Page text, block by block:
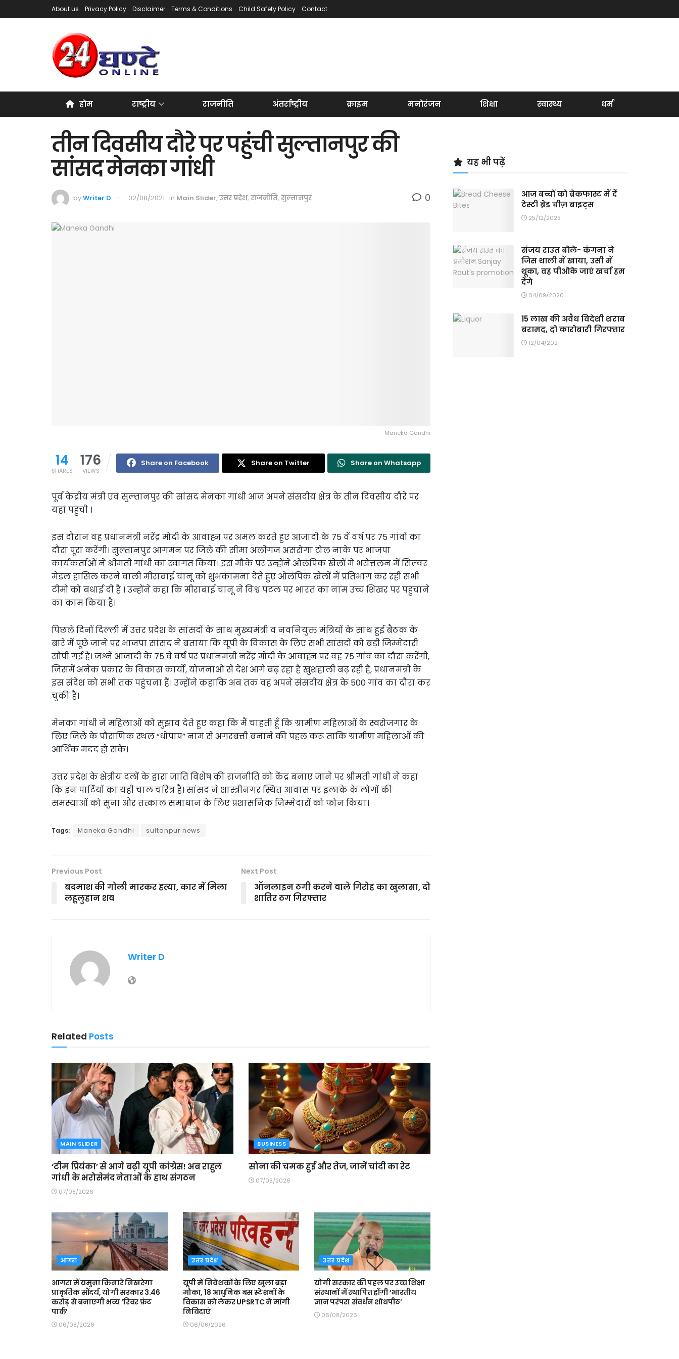
About us Privacy Policy Disclaimer Terms & Conditions Child Safety Policy Contact
होम राष्ट्रीय राजनीति अंतर्राष्ट्रीय क्राइम मनोरंजन शिक्षा स्वास्थ्य धर्म
तीन दिवसीय दौरे पर पहुंची सुल्तानपुर की
सांसद मेनका गांधी
byWriter D 02/08/2021 in Main Slider, उत्तर प्रदेश, राजनीति, सुल्तानपुर 0
Maneka Gandhi
14
SHARES
176
VIEWS
Share on Facebook Share on Twitter Share on Whatsapp
पूर्व केंद्रीय मंत्री एवं सुल्तानपुर की सांसद मेनका गांधी आज अपने संसदीय क्षेत्र के तीन दिवसीय दौरे पर
यहां पहुंची ।
इस दौरान वह प्रधानमंत्री नरेंद्र मोदी के आवाह्न पर अमल करते हुए आजादी के 75 वें वर्ष पर 75 गांवों का
दौरा पूरा करेंगी। सुल्तानपुर आगमन पर जिले की सीमा अलीगंज असरोगा टोल नाके पर भाजपा
कार्यकर्ताओं ने श्रीमती गांधी का स्वागत किया। इस मौके पर उन्होंने ओलंपिक खेलों में भरोत्तलन में सिल्वर
मेडल हासिल करने वाली मीराबाई चानू को शुभकामना देते हुए ओलंपिक खेलों में प्रतिभाग कर रही सभी
टीमों को बधाई दी है । उन्होंने कहा कि मीराबाई चानू ने विश्व पटल पर भारत का नाम उच्च शिखर पर पहुंचाने
का काम किया है।
पिछले दिनों दिल्ली में उत्तर प्रदेश के सांसदों के साथ मुख्यमंत्री व नवनियुक्त मंत्रियों के साथ हुई बैठक के
बारे में पूछे जाने पर भाजपा सांसद ने बताया कि यूपी के विकास के लिए सभी सांसदों को बड़ी जिम्मेदारी
सौंपी गई है। जश्ने आजादी के 75 वें वर्ष पर प्रधानमंत्री नरेंद्र मोदी के आवाह्न पर वह 75 गांव का दौरा करेंगी,
जिसमें अनेक प्रकार के विकास कार्यो, योजनाओं से देश आगे बढ़ रहा है खुशहाली बढ़ रही हैं, प्रधानमंत्री के
इस संदेश को सभी तक पहुंचना हैं। उन्होंने कहाकि अब तक वह अपने संसदीय क्षेत्र के 500 गांव का दौरा कर
चुकी है।
मेनका गांधी ने महिलाओं को सुझाव देते हुए कहा कि मैं चाहती हूँ कि ग्रामीण महिलाओं के स्वरोजगार के
लिए जिले के पौराणिक स्थल “धोपाप” नाम से अगरबत्ती बनाने की पहल करूं ताकि ग्रामीण महिलाओं की
आर्थिक मदद हो सके।
उत्तर प्रदेश के क्षेत्रीय दलों के द्वारा जाति विशेष की राजनीति को केंद्र बनाए जाने पर श्रीमती गांधी ने कहा
कि इन पार्टियों का यही चाल चरित्र है। सांसद ने शास्त्रीनगर स्थित आवास पर इलाके के लोगों की
समस्याओं को सुना और तत्काल समाधान के लिए प्रशासनिक जिम्मेदारों को फोन किया।
Tags: Maneka Gandhi sultanpur news
Previous Post
बदमाश की गोली मारकर हत्या, कार में मिला
लहूलुहान शव
Next Post
ऑनलाइन ठगी करने वाले गिरोह का खुलासा, दो
शातिर ठग गिरफ्तार
Writer D
Related Posts
MAIN SLIDER
‘टीम प्रियंका’ से आगे बढ़ी यूपी कांग्रेस! अब राहुल
गांधी के भरोसेमंद नेताओं के हाथ संगठन
07/08/2026
BUSINESS
सोना की चमक हुई और तेज, जानें चांदी का रेट
07/08/2026
आगरा
आगरा में यमुना किनारे निखरेगा
प्राकृतिक सौंदर्य, योगी सरकार 3.46
करोड़ से बनाएगी भव्य ‘रिवर फ्रंट
पार्क’
06/08/2026
उत्तर प्रदेश
यूपी में निवेशकों के लिए खुला बड़ा
मौका, 18 आधुनिक बस स्टेशनों के
विकास को लेकर UPSRTC ने मांगी
निविदाएं
06/08/2026
उत्तर प्रदेश
योगी सरकार की पहल पर उच्च शिक्षा
संस्थानों में स्थापित होंगी ‘भारतीय
ज्ञान परंपरा संवर्धन शोधपीठ’
06/08/2026
यह भी पढ़ें
आज बच्चों को ब्रेकफास्ट में दें
टेस्टी ब्रेड चीज़ बाइट्स
25/12/2025
संजय राउत बोले- कंगना ने
जिस थाली में खाया, उसी में
थूका, वह पीओके जाएं खर्चा हम
देंगे
04/09/2020
15 लाख की अवैध विदेशी शराब
बरामद, दो कारोबारी गिरफ्तार
12/04/2021